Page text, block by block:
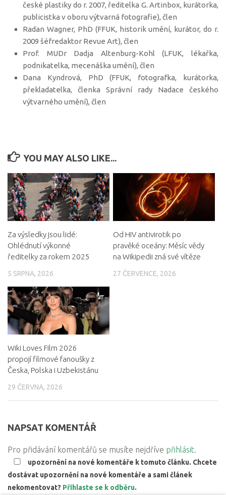
české plastiky do r. 2007, ředitelka G. Artinbox, kurátorka,
publicistka v oboru výtvarná fotografie), člen
Radan Wagner, PhD (FFUK, historik umění, kurátor, do r.
2009 šéfredaktor Revue Art), člen
Prof. MUDr Dadja Altenburg-Kohl (LFUK, lékařka,
podnikatelka, mecenáška umění), člen
Dana Kyndrová, PhD (FFUK, fotografka, kurátorka,
překladatelka, členka Správní rady Nadace českého
výtvarného umění), člen
YOU MAY ALSO LIKE...
Za výsledky jsou lidé:
Ohlédnutí výkonné
ředitelky za rokem 2025
5 SRPNA, 2026
Od HIV antivirotik po
pravěké oceány: Měsíc vědy
na Wikipedii zná své vítěze
27 ČERVENCE, 2026
Wiki Loves Film 2026
propojí filmové fanoušky z
Česka, Polska i Uzbekistánu
29 ČERVNA, 2026
NAPSAT KOMENTÁŘ
Pro přidávání komentářů se musíte nejdříve přihlásit.
upozornění na nové komentáře k tomuto článku. Chcete
dostávat upozornění na nové komentáře a sami článek
nekomentovat? Přihlaste se k odběru.